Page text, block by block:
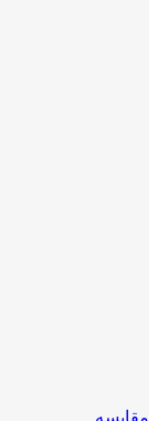
مقایسه